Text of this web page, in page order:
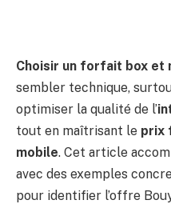
Choisir un forfait box et
sembler technique,
optimiser la qualité de l’
tout en maîtrisant le prix
mobile. Cet article
avec des exemples
pour identifier l’offre